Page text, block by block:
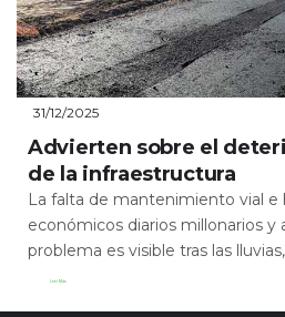
31/12/2025
Advierten sobre el
de la infraestructura
La falta de mantenimiento vial e
económicos diarios millonarios y
problema es visible tras las
Leer Más